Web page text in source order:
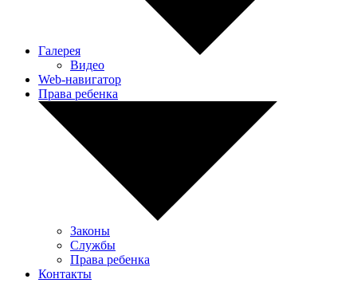
Галерея
Видео
Web-навигатор
Права ребенка
Законы
Службы
Права ребенка
Контакты